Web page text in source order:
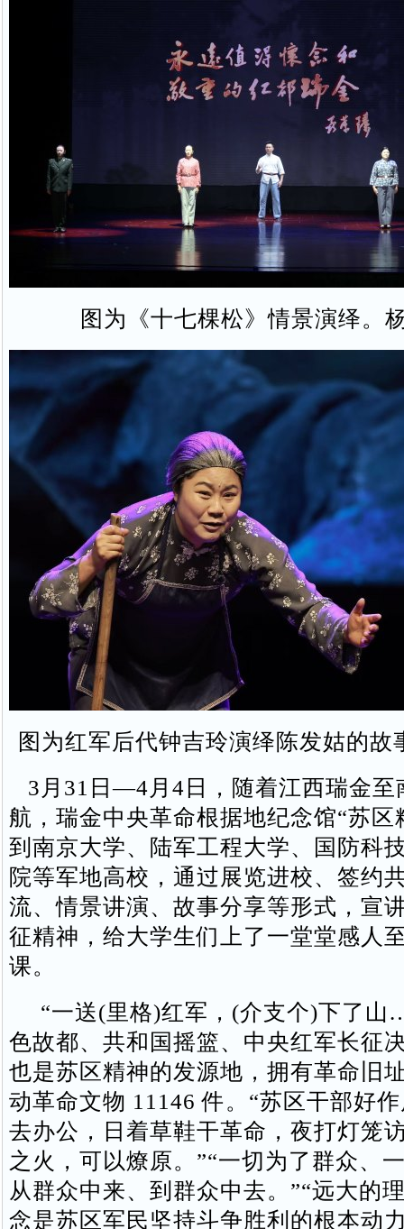
图为《十七棵松》情景演绎。
图为红军后代钟吉玲演绎陈发姑的
3月31日—4月4日，随着江西瑞金至
航，瑞金中央革命根据地纪念馆“苏区
到南京大学、陆军工程大学、国防科
院等军地高校，通过展览进校、签约
流、情景讲演、故事分享等形式，宣
征精神，给大学生们上了一堂堂感人
课。
“一送(里格)红军，(介支个)下了
色故都、共和国摇篮、中央红军长征
也是苏区精神的发源地，拥有革命旧
动革命文物 11146 件。“苏区干部好
去办公，日着草鞋干革命，夜打灯笼
之火，可以燎原。”“一切为了群众、
从群众中来、到群众中去。”“远大的
念是苏区军民坚持斗争胜利的根本动